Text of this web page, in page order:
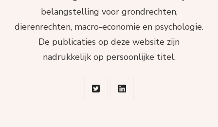
belangstelling voor grondrechten,
dierenrechten, macro-economie en psychologie.
De publicaties op deze website zijn
nadrukkelijk op persoonlijke titel.